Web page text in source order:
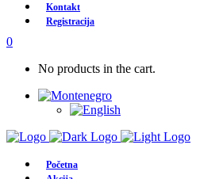
Kontakt
Registracija
0
No products in the cart.
Početna